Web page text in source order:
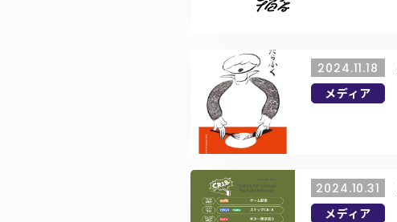
2024.11.18
メディア
2024.10.31
メディア